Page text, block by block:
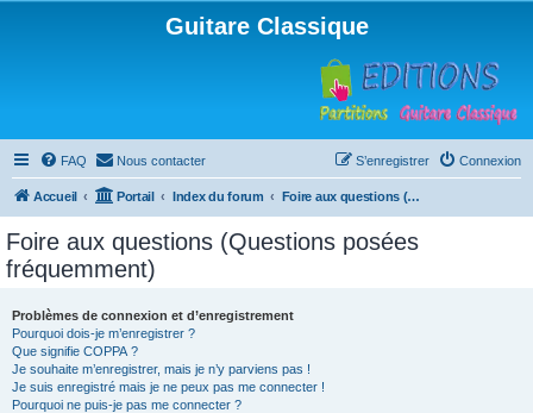
Guitare Classique
FAQ Nous contacter Connexion
S’enregistrer
Accueil Portail Index du forum Foire aux questions (Questions posées fréquemment)
Foire aux questions (Questions posées
fréquemment)
Problèmes de connexion et d’enregistrement
Pourquoi dois-je m’enregistrer ?
Que signifie COPPA ?
Je souhaite m’enregistrer, mais je n’y parviens pas !
Je suis enregistré mais je ne peux pas me connecter !
Pourquoi ne puis-je pas me connecter ?